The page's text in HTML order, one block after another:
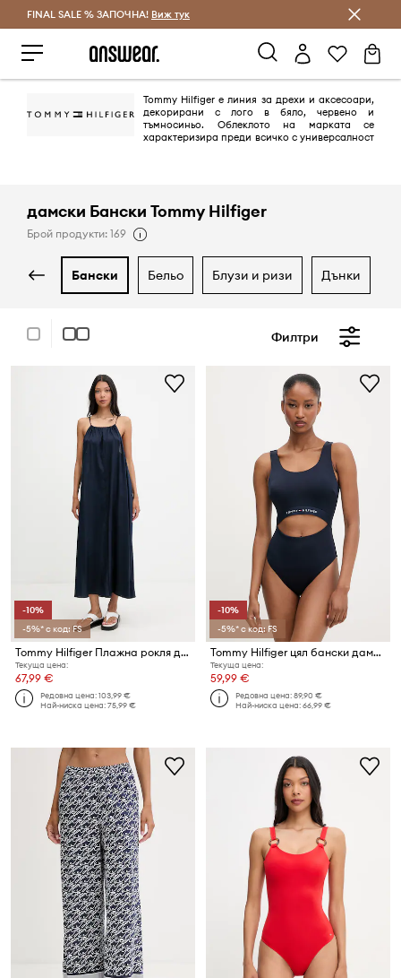
Спестявай с Answear Club
FINAL SALE % ЗАПОЧНА! Виж тук
Tommy Hilfiger е линия за дрехи и аксесоари,
декорирани с лого в бяло, червено и
тъмносиньо. Облеклото на марката се
характеризира преди всичко с универсалност
дамски Бански Tommy Hilfiger
Брой продукти: 169
бански бельо блузи и ризи дънки
Филтри
-10%
-5%* с код: FS
Tommy Hilfiger Плажна рокля дамска
Текуща цена:
67,99 €
Редовна цена:103,99 €
Най-ниска цена:75,99 €
-10%
-5%* с код: FS
Tommy Hilfiger цял бански дамски
Текуща цена:
59,99 €
Редовна цена:89,90 €
Най-ниска цена:66,99 €